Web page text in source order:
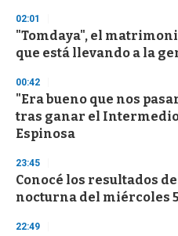
s
e
o
d
s
02:01
"Tomdaya", el
que está llevando a la
00:42
"Era bueno que nos
tras ganar el Intermedio
Espinosa
23:45
Conocé los resultados
nocturna del miércoles
22:49